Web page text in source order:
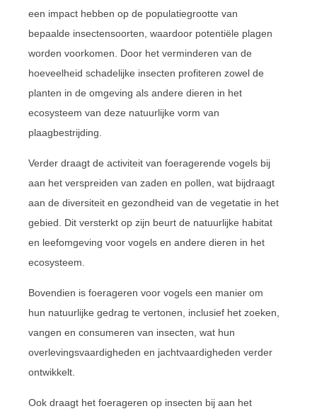
een impact hebben op de populatiegrootte van
bepaalde insectensoorten, waardoor potentiële plagen
worden voorkomen. Door het verminderen van de
hoeveelheid schadelijke insecten profiteren zowel de
planten in de omgeving als andere dieren in het
ecosysteem van deze natuurlijke vorm van
plaagbestrijding.
Verder draagt de activiteit van foeragerende vogels bij
aan het verspreiden van zaden en pollen, wat bijdraagt
aan de diversiteit en gezondheid van de vegetatie in het
gebied. Dit versterkt op zijn beurt de natuurlijke habitat
en leefomgeving voor vogels en andere dieren in het
ecosysteem.
Bovendien is foerageren voor vogels een manier om
hun natuurlijke gedrag te vertonen, inclusief het zoeken,
vangen en consumeren van insecten, wat hun
overlevingsvaardigheden en jachtvaardigheden verder
ontwikkelt.
Ook draagt het foerageren op insecten bij aan het